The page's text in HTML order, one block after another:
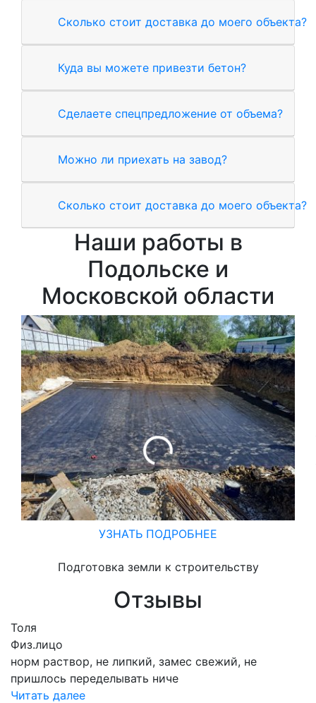
Сколько стоит доставка до моего объекта?
Куда вы можете привезти бетон?
Сделаете спецпредложение от объема?
Можно ли приехать на завод?
Сколько стоит доставка до моего объекта?
Наши работы в
Подольске и
Московской области
УЗНАТЬ ПОДРОБНЕЕ
Подготовка земли к строительству
Отзывы
Толя
Физ.лицо
норм раствор, не липкий, замес свежий, не
пришлось переделывать ниче
Читать далее